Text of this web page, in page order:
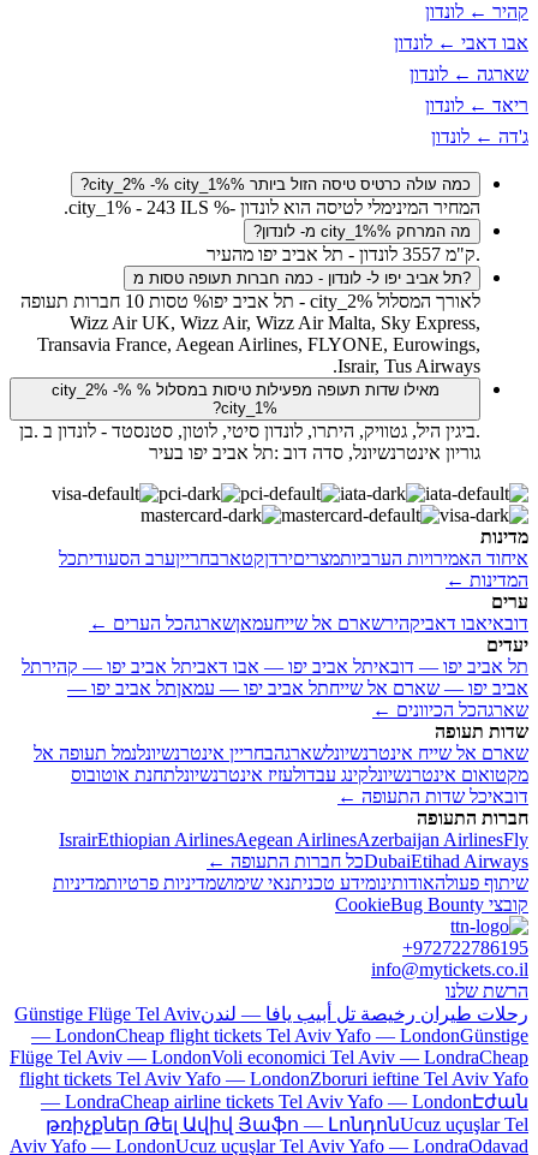
קהיר ← לונדון
אבו דאבי ← לונדון
שארגה ← לונדון
ריאד ← לונדון
ג'דה ← לונדון
כמה עולה כרטיס טיסה הזול ביותר city_2% -% city_1%%?
המחיר המינימלי לטיסה הוא לונדון -% city_1% - 243 ILS.
מה המרחק city_1%% מ- לונדון?
.ק"מ 3557 לונדון - תל אביב יפו מהעיר
?תל אביב יפו ל- לונדון - כמה חברות תעופה טסות מ
לאורך המסלול city_2% - תל אביב יפו% טסות 10 חברות תעופה
Wizz Air UK, Wizz Air, Wizz Air Malta, Sky Express,
Transavia France, Aegean Airlines, FLYONE, Eurowings,
Israir, Tus Airways.
מאילו שדות תעופה מפעילות טיסות במסלול % city_2% -%
city_1%?
.ביגין היל, גטוויק, היתרו, לונדון סיטי, לוטון, סטנסטד - לונדון ב .בן
גוריון אינטרנשיונל, סדה דוב :תל אביב יפו בעיר
מדינות
איחוד האמירויות הערביותמצריםירדןקטארבחרייןערב הסעודיתכל
המדינות ←
ערים
דובאיאבו דאביקהירשארם אל שייחעמאןשארגהכל הערים ←
יעדים
תל אביב יפו — דובאיתל אביב יפו — אבו דאביתל אביב יפו — קהירתל
אביב יפו — שארם אל שייחתל אביב יפו — עמאןתל אביב יפו —
שארגהכל הכיוונים ←
שדות תעופה
שארם אל שייח אינטרנשיונלשארגהבחריין אינטרנשיונלנמל תעופה אל
מקטואום אינטרנשיונלקינג עבדולעזיז אינטרנשיונלתחנת אוטובוס
דובאיכל שדות התעופה ←
חברות התעופה
IsrairEthiopian AirlinesAegean AirlinesAzerbaijan AirlinesFly
DubaiEtihad Airways
כל חברות התעופה ←
שיתוף פעולהאודותינומידע טכניתנאי שימושמדיניות פרטיותמדיניות
קובצי Cookie Bug Bounty
+972722786195
info@mytickets.co.il
הרשת שלנו
رحلات طيران رخيصة تل أبيب يافا — لندنGünstige Flüge Tel Aviv
— LondonCheap flight tickets Tel Aviv Yafo — LondonGünstige
Flüge Tel Aviv — LondonVoli economici Tel Aviv — LondraCheap
flight tickets Tel Aviv Yafo — LondonZboruri ieftine Tel Aviv Yafo
— LondraCheap airline tickets Tel Aviv Yafo — LondonԷժան
թռիչքներ Թել Ավիվ Յաֆո — ԼոնդոնUcuz uçuşlar Tel
Aviv Yafo — LondonUcuz uçuşlar Tel Aviv Yafo — LondraOdavad